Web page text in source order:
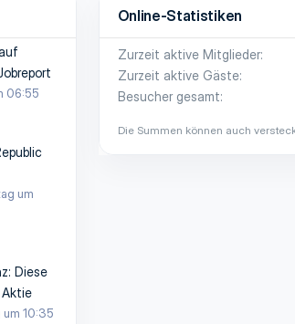
06:55
um
Diese
um 10:35
Online-Statistiken
Zurzeit aktive Mitglieder
Zurzeit aktive Gäste
Besucher gesamt
Die Summen können auch